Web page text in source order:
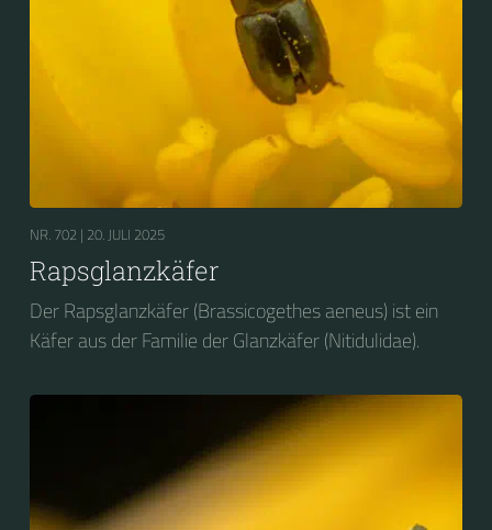
NR. 702 | 20. JULI 2025
Rapsglanzkäfer
Der Rapsglanzkäfer (Brassicogethes aeneus) ist ein
Käfer aus der Familie der Glanzkäfer (Nitidulidae).